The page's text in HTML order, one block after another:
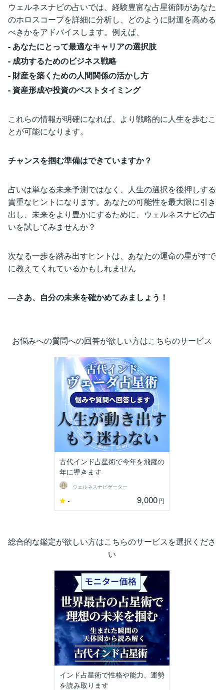
ウェルネスナビの占いでは、経験豊富な占星術師があなた
のホロスコープを詳細に分析し、どのように財運を高める
べきかをアドバイスします。例えば、
- あなたにとって最適なキャリアの選択肢
- 成功するためのビジネス戦略
- 財産を築くための人間関係の活かし方
- 資産形成や投資のベストタイミング
これらの情報が明確になれば、より戦略的に人生を歩むこ
とが可能になります。
チャンスを掴む準備はできていますか？
占いは単なる未来予測ではなく、人生の選択を後押しする
貴重なヒントになります。あなたの可能性を最大限に引き
出し、未来をより豊かにするために、ウェルネスナビの占
いを試してみませんか？
次なる一歩を踏み出すヒントは、あなたの運命の星がすで
に教えてくれているかもしれません
—さあ、自分の未来を確かめてみましょう！
お悩みへの質問への回答が欲しい方はこちらのサービス
古代インド占星術で今年を飛躍の
年に導きます
ウェルネスナビゲーター
- 9,000円
総合的な鑑定が欲しい方はこちらのサービスを選択くださ
い
インド占星術で性格や能力、運勢
を読み取ります